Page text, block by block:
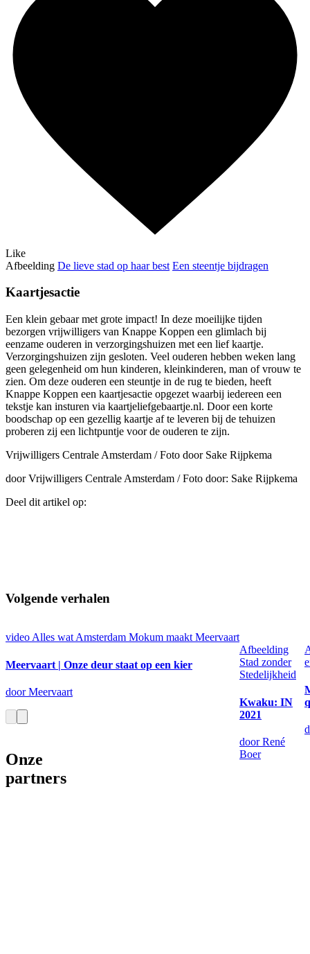
Like
Afbeelding De lieve stad op haar best Een steentje bijdragen
Kaartjesactie
Een klein gebaar met grote impact! In deze moeilijke tijden
bezorgen vrijwilligers van Knappe Koppen een glimlach bij
eenzame ouderen in verzorgingshuizen met een lief kaartje.
Verzorgingshuizen zijn gesloten. Veel ouderen hebben weken lang
geen gelegenheid om hun kinderen, kleinkinderen, man of vrouw te
zien. Om deze ouderen een steuntje in de rug te bieden, heeft
Knappe Koppen een kaartjesactie opgezet waarbij iedereen een
tekstje kan insturen via kaartjeliefgebaartje.nl. Door een korte
boodschap op een gezellig kaartje af te leveren bij de tehuizen
proberen zij een lichtpuntje voor de ouderen te zijn.
Vrijwilligers Centrale Amsterdam / Foto door Sake Rijpkema
door Vrijwilligers Centrale Amsterdam / Foto door: Sake Rijpkema
Deel dit artikel op:
Volgende verhalen
video Alles wat Amsterdam Mokum maakt Meervaart
Meervaart | Onze deur staat op een kier
door Meervaart
Afbeelding
Stad zonder
Stedelijkheid
Kwaku: IN
2021
door René
Boer
Onze
partners